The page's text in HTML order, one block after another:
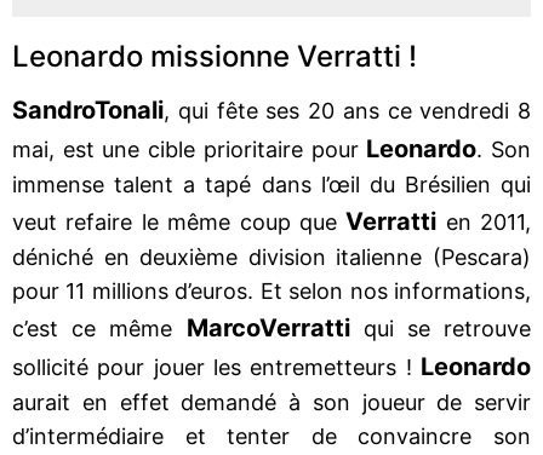
Leonardo missionne Verratti !
SandroTonali, qui fête ses 20 ans ce vendredi 8
mai, est une cible prioritaire pour Leonardo. Son
immense talent a tapé dans l’œil du Brésilien qui
veut refaire le même coup queVerratti en 2011,
déniché en deuxième division italienne (Pescara)
pour 11 millions d’euros. Et selon nos informations,
c’est ce même MarcoVerrattiqui se retrouve
sollicité pour jouer les entremetteurs ! Leonardo
aurait en effet demandé à son joueur de servir
d’intermédiaire et tenter de convaincre son